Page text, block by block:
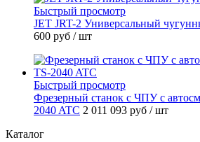
Быстрый просмотр
JET JRT-2 Универсальный
600 руб / шт
Быстрый просмотр
Фрезерный станок с ЧПУ с
2040 ATC 2 011 093 руб / шт
Каталог